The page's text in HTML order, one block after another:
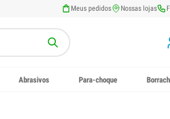
Meus pedidos Nossas lojas
Abrasivos Para-choque